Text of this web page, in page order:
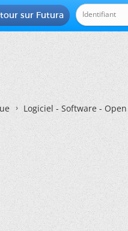
sur Futura
Logiciel - Software -